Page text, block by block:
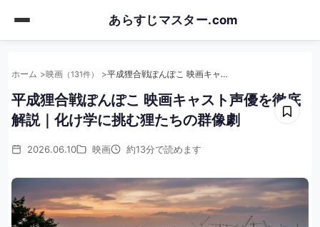
content
あらすじマスター.com
ホーム 映画 （131件） 平成狸合戦ぽんぽこ 映画キャスト声優を徹底解説｜化け学に挑む狸たちの群像劇
平成狸合戦ぽんぽこ 映画キャスト声優を徹底
解説｜化け学に挑む狸たちの群像劇
2026.06.10 映画 約13分で読めます